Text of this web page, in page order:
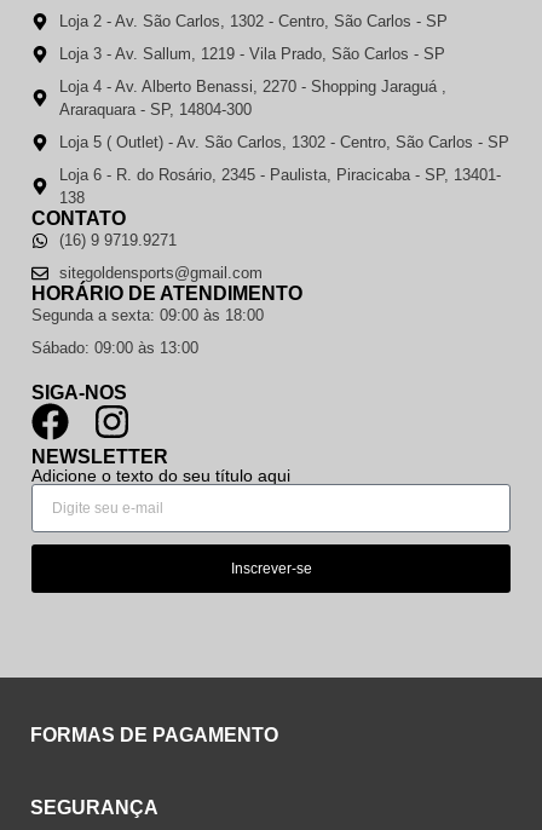
Loja 2 - Av. São Carlos, 1302 - Centro, São Carlos - SP
Loja 3 - Av. Sallum, 1219 - Vila Prado, São Carlos - SP
Loja 4 - Av. Alberto Benassi, 2270 - Shopping Jaraguá ,
Araraquara - SP, 14804-300
Loja 5 ( Outlet) - Av. São Carlos, 1302 - Centro, São Carlos - SP
Loja 6 - R. do Rosário, 2345 - Paulista, Piracicaba - SP, 13401-
138
CONTATO
(16) 9 9719.9271
sitegoldensports@gmail.com
HORÁRIO DE ATENDIMENTO
Segunda a sexta: 09:00 às 18:00
Sábado: 09:00 às 13:00
SIGA-NOS
NEWSLETTER
Adicione o texto do seu título aqui
Inscrever-se
FORMAS DE PAGAMENTO
SEGURANÇA